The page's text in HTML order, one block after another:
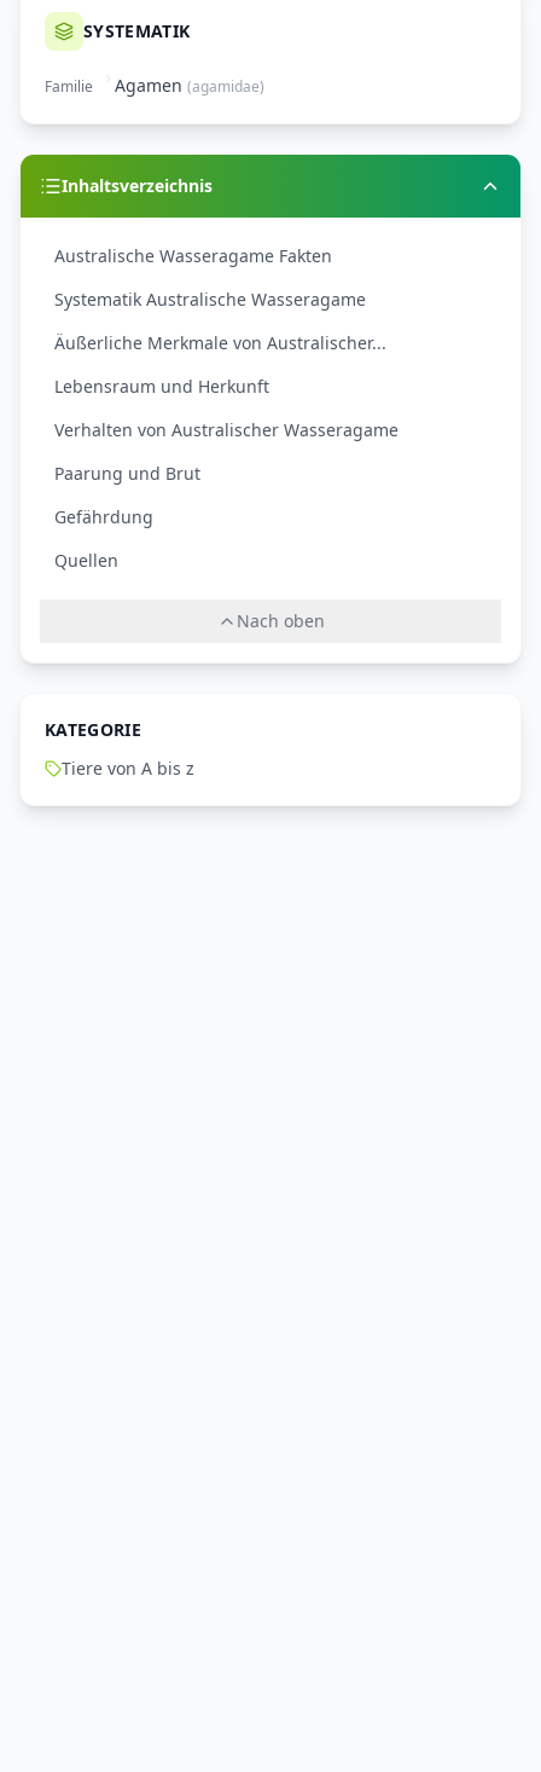
SYSTEMATIK
Familie Agamen (agamidae)
Inhaltsverzeichnis
Australische Wasseragame Fakten
Systematik Australische Wasseragame
Äußerliche Merkmale von Australischer...
Lebensraum und Herkunft
Verhalten von Australischer Wasseragame
Paarung und Brut
Gefährdung
Quellen
Nach oben
KATEGORIE
Tiere von A bis z